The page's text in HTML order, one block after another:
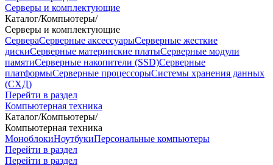
Серверы и комплектующие
Каталог/Компьютеры/
Серверы и комплектующие
СервераСерверные аксессуарыСерверные жесткие
дискиСерверные материнские платыСерверные модули
памятиСерверные накопители (SSD)Серверные
платформыСерверные процессорыСистемы хранения данных
(СХД)
Перейти в раздел
Компьютерная техника
Каталог/Компьютеры/
Компьютерная техника
МоноблокиНоутбукиПерсональные компьютеры
Перейти в раздел
Перейти в раздел